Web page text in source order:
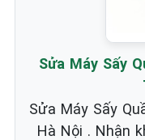
Sửa Máy Sấy
Sửa Máy Sấy
Hà Nội . Nhận